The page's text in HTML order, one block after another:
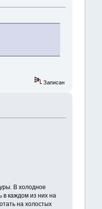
Записан
В холодное
в каждом из них на
на холостых